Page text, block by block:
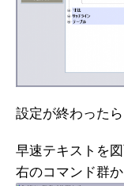
設定が終わった
早速テキストを
右のコマンド群